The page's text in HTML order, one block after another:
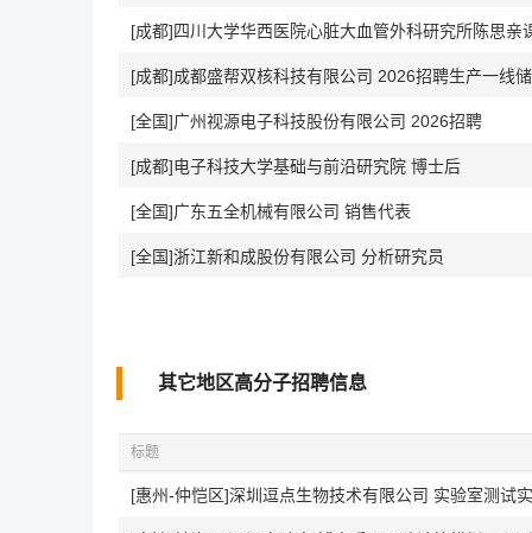
[成都]四川大学华西医院心脏大血管外科研究所陈思亲
[成都]成都盛帮双核科技有限公司 2026招聘生产一线
[全国]广州视源电子科技股份有限公司 2026招聘
[成都]电子科技大学基础与前沿研究院 博士后
[全国]广东五全机械有限公司 销售代表
[全国]浙江新和成股份有限公司 分析研究员
其它地区高分子招聘信息
标题
[惠州-仲恺区]深圳逗点生物技术有限公司 实验室测试